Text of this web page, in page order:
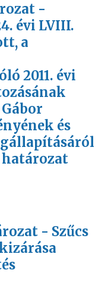
-
évi LVIII.
a
2011. évi
és
határozat
- Szűcs